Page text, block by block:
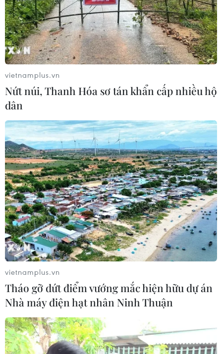
vietnamplus.vn
Nứt núi, Thanh Hóa sơ tán khẩn cấp nhiều hộ
dân
vietnamplus.vn
Tháo gỡ dứt điểm vướng mắc hiện hữu dự án
Nhà máy điện hạt nhân Ninh Thuận